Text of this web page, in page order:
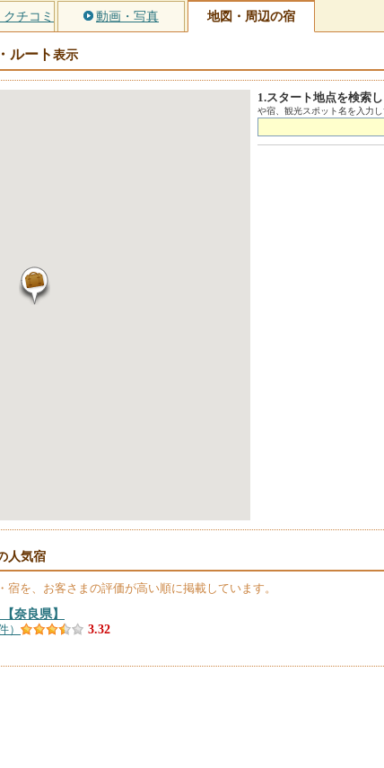
チコミ 動画・写真 地図・周辺の宿
・ルート表示
1.スタート地点を検索し
や宿、観光スポット名を入力
人気宿
宿を、お客さまの評価が高い順に掲載しています。
【奈良県】
） 3.32